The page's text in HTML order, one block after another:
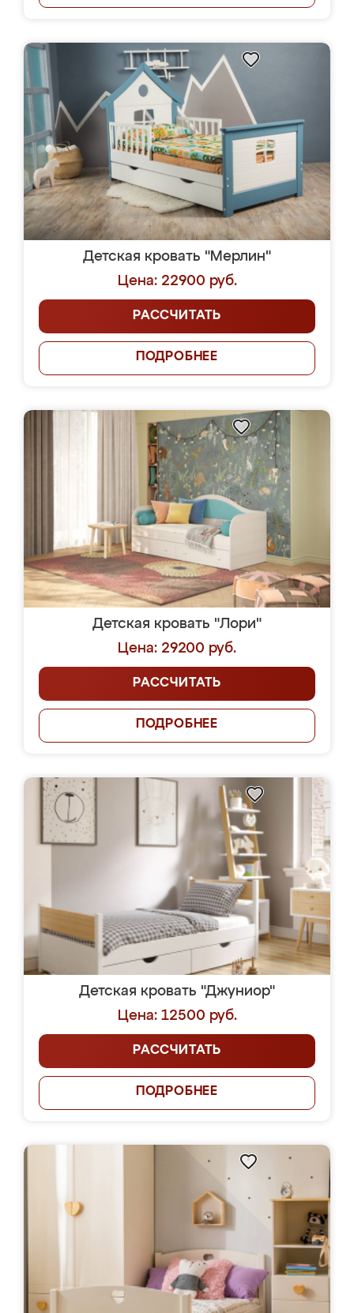
Детская кровать "Мерлин"
Цена: 22900 руб.
РАССЧИТАТЬ
ПОДРОБНЕЕ
Детская кровать "Лори"
Цена: 29200 руб.
РАССЧИТАТЬ
ПОДРОБНЕЕ
Детская кровать "Джуниор"
Цена: 12500 руб.
РАССЧИТАТЬ
ПОДРОБНЕЕ